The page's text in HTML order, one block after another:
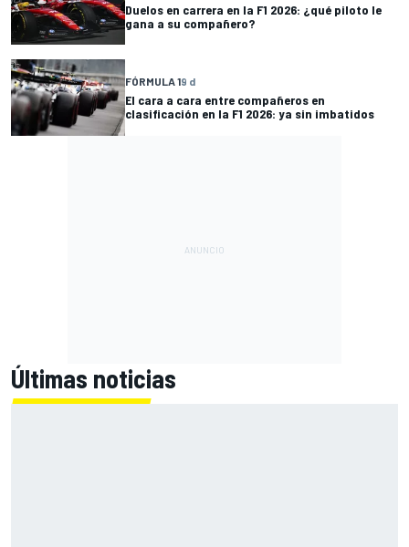
Duelos en carrera en la F1 2026: ¿qué piloto le
gana a su compañero?
FÓRMULA 19 d
El cara a cara entre compañeros en
clasificación en la F1 2026: ya sin imbatidos
Últimas noticias